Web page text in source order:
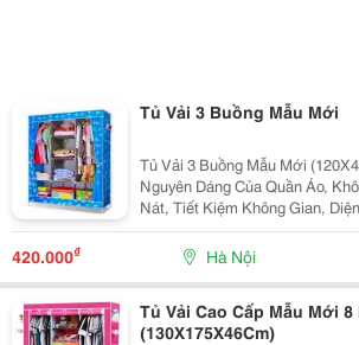
Tủ Vải 3 Buồng Mẫu Mới
Tủ Vải 3 Buồng Mẫu Mới
Nguyên Dáng Của Quần Áo,
Nát, Tiết Kiệm Không Gian,
Của Bạn. Tủ Vải 3 Buồng Mẫu Mới (120X45X162Cm)
Giúp Giữ Nguyên Dáng Của
420.000₫ Hà Nội
Tủ Vải Cao Cấp Mẫu Mới
(130X175X46Cm)